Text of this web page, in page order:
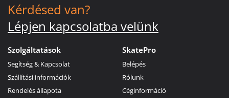
Kérdésed van?
Lépjen kapcsolatba velünk
Szolgáltatások
Segítség & Kapcsolat
Szállítási információk
Rendelés állapota
SkatePro
Belépés
Rólunk
Céginformáció